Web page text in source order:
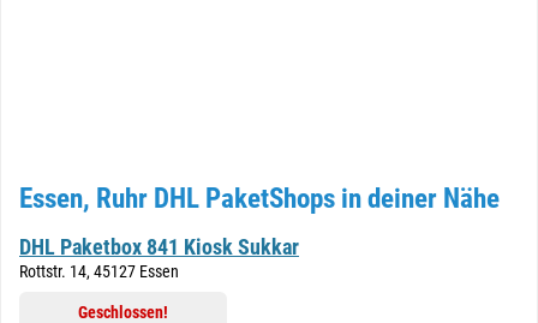
Essen, Ruhr DHL PaketShops in deiner Nähe
DHL Paketbox 841 Kiosk Sukkar
Rottstr. 14, 45127 Essen
Geschlossen!